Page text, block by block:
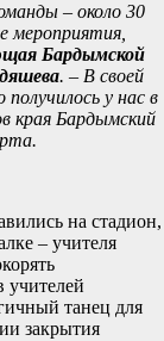
– около 30
мероприятия,
Бардымской
. – В своей
у нас в
края Бардымский
на стадион,
– учителя
учителей
танец для
закрытия